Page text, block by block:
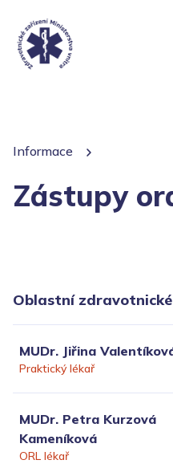
Informace
Zástupy
Oblastní
MUDr. Jiřina
Praktický lékař
MUDr. Petra Kurzová
Kameníková
ORL lékař